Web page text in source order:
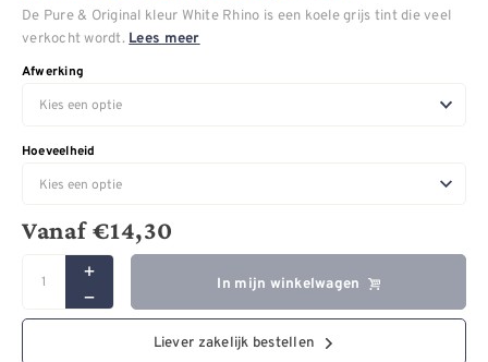
De Pure & Original kleur White Rhino is een koele grijs tint die veel
verkocht wordt. Lees meer
Afwerking
Hoeveelheid
Vanaf€14,30
In mijn winkelwagen
Liever zakelijk bestellen